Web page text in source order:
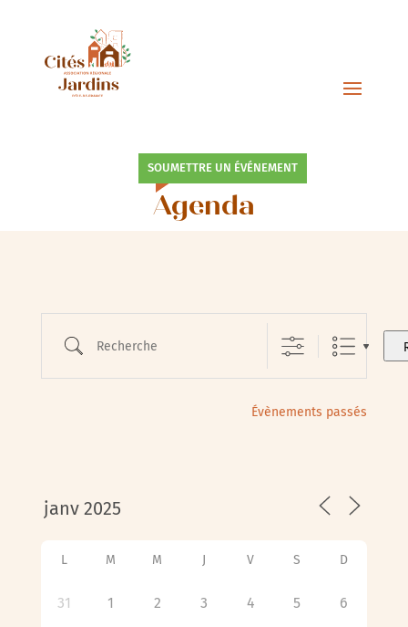
SOUMETTRE UN ÉVÉNEMENT
Agenda
Évènements passés
L M M J V S D
31 1 2 3 4 5 6